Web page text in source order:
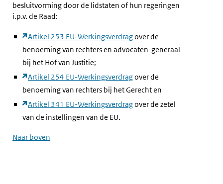
besluitvorming door de lidstaten of hun regeringen
i.p.v. de Raad:
Artikel 253 EU-Werkingsverdragover de
benoeming van rechters en advocaten-generaal
bij het Hof van Justitie;
Artikel 254 EU-Werkingsverdragover de
benoeming van rechters bij het Gerecht en
Artikel 341 EU-Werkingsverdragover de zetel
van de instellingen van de EU.
Naar boven